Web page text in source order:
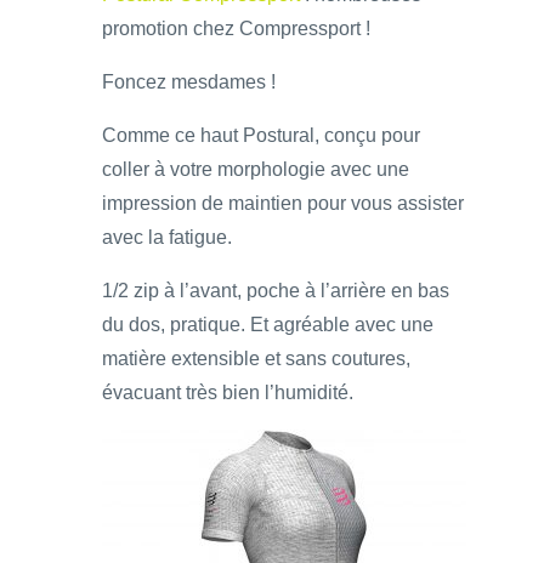
promotion chez Compressport !
Foncez mesdames !
Comme ce haut Postural, conçu pour
coller à votre morphologie avec une
impression de maintien pour vous assister
avec la fatigue.
1/2 zip à l’avant, poche à l’arrière en bas
du dos, pratique. Et agréable avec une
matière extensible et sans coutures,
évacuant très bien l’humidité.